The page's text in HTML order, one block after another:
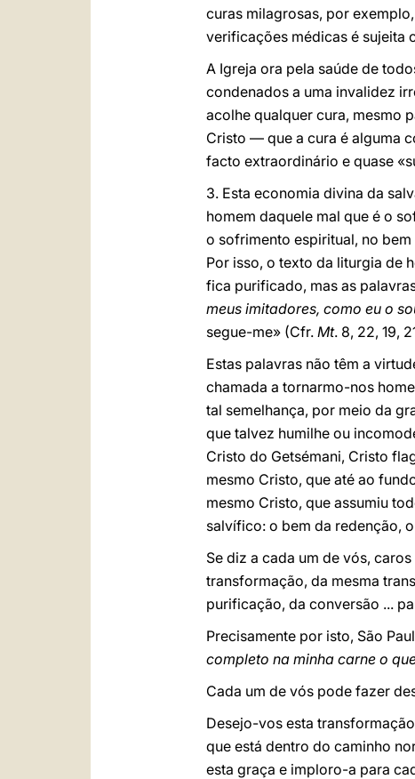
curas milagrosas, por
verificações médicas é sujeita
A Igreja ora pela saúde de
condenados a uma invalidez
acolhe qualquer cura, mesmo
Cristo — que a cura é alguma
facto extraordinário e quase
3. Esta economia divina da
homem daquele mal que é o
o sofrimento espiritual, no
Por isso, o texto da liturgia de
fica purificado, mas as
meus imitadores, como eu o
segue-me» (Cfr. Mt. 8, 22, 19,
Estas palavras não têm a
chamada a tornarmo-nos
tal semelhança, por meio da
que talvez humilhe ou
Cristo do Getsémani, Cristo
mesmo Cristo, que até ao
mesmo Cristo, que assumiu
salvífico: o bem da redenção,
Se diz a cada um de vós,
transformação, da mesma
purificação, da conversão ...
Precisamente por isto, São
completo na minha carne o
Cada um de vós pode fazer
Desejo-vos esta
que está dentro do caminho
esta graça e imploro-a para